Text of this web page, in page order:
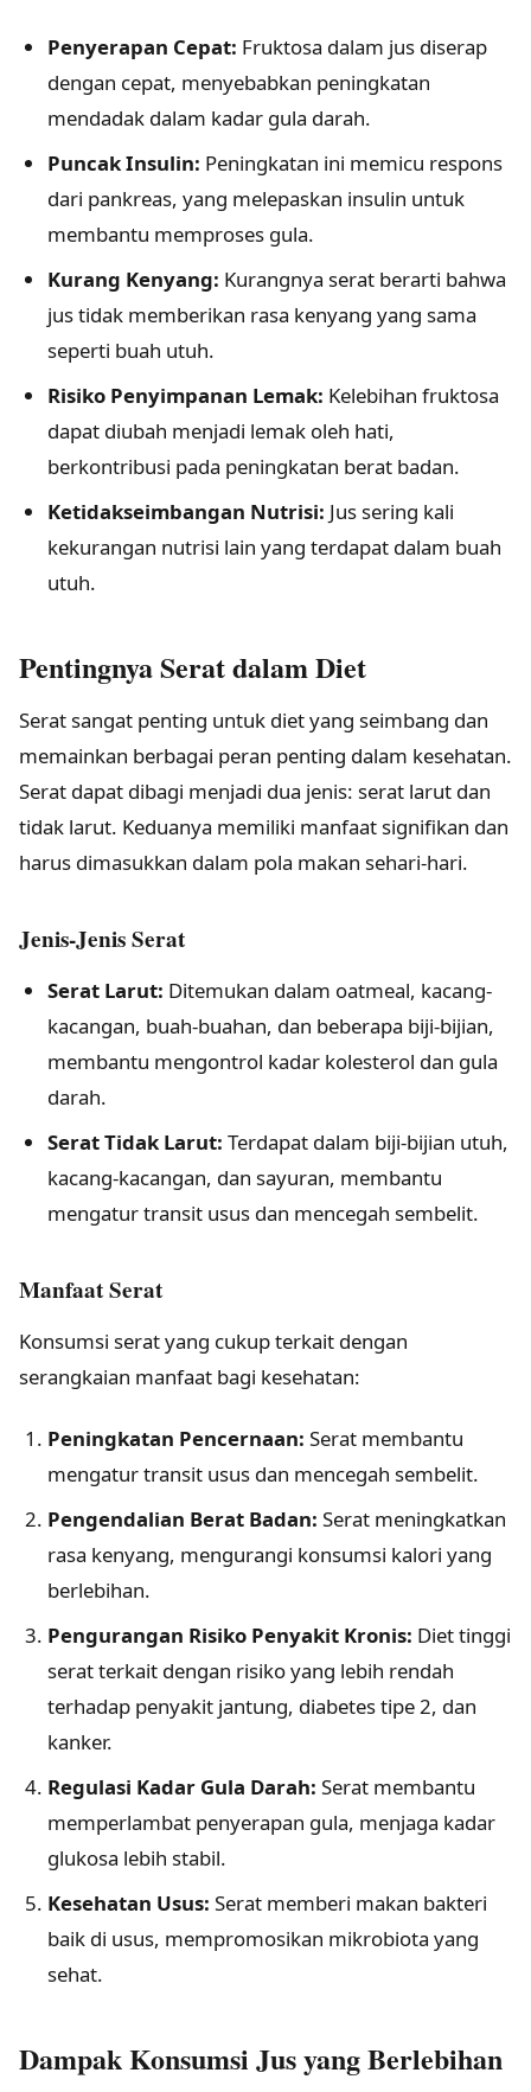
Penyerapan Cepat: Fruktosa dalam jus diserap
dengan cepat, menyebabkan peningkatan
mendadak dalam kadar gula darah.
Puncak Insulin: Peningkatan ini memicu respons
dari pankreas, yang melepaskan insulin untuk
membantu memproses gula.
Kurang Kenyang: Kurangnya serat berarti bahwa
jus tidak memberikan rasa kenyang yang sama
seperti buah utuh.
Risiko Penyimpanan Lemak: Kelebihan fruktosa
dapat diubah menjadi lemak oleh hati,
berkontribusi pada peningkatan berat badan.
Ketidakseimbangan Nutrisi: Jus sering kali
kekurangan nutrisi lain yang terdapat dalam buah
utuh.
Pentingnya Serat dalam Diet
Serat sangat penting untuk diet yang seimbang dan
memainkan berbagai peran penting dalam kesehatan.
Serat dapat dibagi menjadi dua jenis: serat larut dan
tidak larut. Keduanya memiliki manfaat signifikan dan
harus dimasukkan dalam pola makan sehari-hari.
Jenis-Jenis Serat
Serat Larut: Ditemukan dalam oatmeal, kacang-
kacangan, buah-buahan, dan beberapa biji-bijian,
membantu mengontrol kadar kolesterol dan gula
darah.
Serat Tidak Larut: Terdapat dalam biji-bijian utuh,
kacang-kacangan, dan sayuran, membantu
mengatur transit usus dan mencegah sembelit.
Manfaat Serat
Konsumsi serat yang cukup terkait dengan
serangkaian manfaat bagi kesehatan:
Peningkatan Pencernaan: Serat membantu
mengatur transit usus dan mencegah sembelit.
Pengendalian Berat Badan: Serat meningkatkan
rasa kenyang, mengurangi konsumsi kalori yang
berlebihan.
Pengurangan Risiko Penyakit Kronis: Diet tinggi
serat terkait dengan risiko yang lebih rendah
terhadap penyakit jantung, diabetes tipe 2, dan
kanker.
Regulasi Kadar Gula Darah: Serat membantu
memperlambat penyerapan gula, menjaga kadar
glukosa lebih stabil.
Kesehatan Usus: Serat memberi makan bakteri
baik di usus, mempromosikan mikrobiota yang
sehat.
Dampak Konsumsi Jus yang Berlebihan